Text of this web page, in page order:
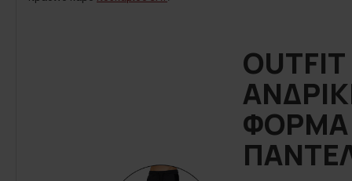
ΦΟΡΜΑ